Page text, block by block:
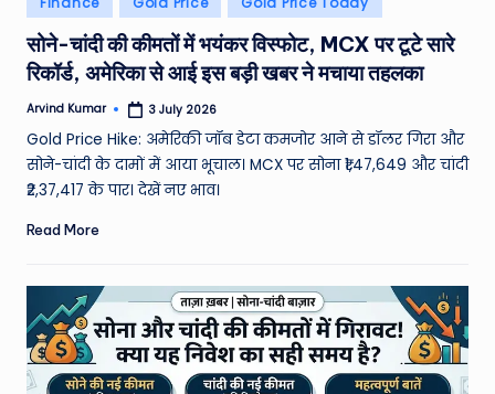
e
a
t
h
er
,
T
h
&
in
सोने-चांदी की कीमतों में भयंकर विस्फोट, MCX पर टूटे सारे
रिकॉर्ड, अमेरिका से आई इस बड़ी खबर ने मचाया तहलका
Posted
Arvind Kumar 3 July 2026
Gold Price Hike: अमेरिकी जॉब डेटा कमजोर आने से डॉलर गिरा और
सोने-चांदी के दामों में आया भूचाल। MCX पर सोना ₹1,47,649 और चांदी
₹2,37,417 के पार। देखें नए भाव।
Read More